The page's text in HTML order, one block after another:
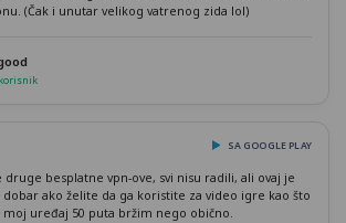
(Čak i unutar velikog vatrenog zida lol)
SA GOOGLE PLAY
besplatne vpn-ove, svi nisu radili, ali ovaj je
ako želite da ga koristite za video igre kao što
uređaj 50 puta bržim nego obično.